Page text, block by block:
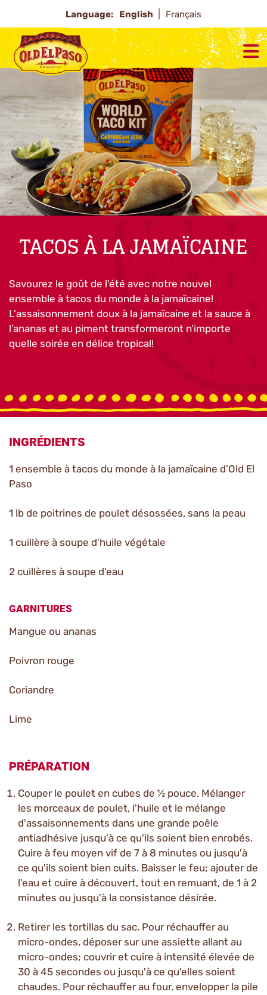
Language: English Français
TACOS À LA JAMAÏCAINE
Savourez le goût de l'été avec notre nouvel
ensemble à tacos du monde à la jamaïcaine!
L'assaisonnement doux à la jamaïcaine et la sauce à
l’ananas et au piment transformeront n’importe
quelle soirée en délice tropical!
INGRÉDIENTS
1 ensemble à tacos du monde à la jamaïcaine d’Old El
Paso
1 lb de poitrines de poulet désossées, sans la peau
1 cuillère à soupe d'huile végétale
2 cuillères à soupe d'eau
GARNITURES
Mangue ou ananas
Poivron rouge
Coriandre
Lime
PRÉPARATION
Couper le poulet en cubes de ½ pouce. Mélanger
les morceaux de poulet, l'huile et le mélange
d'assaisonnements dans une grande poêle
antiadhésive jusqu'à ce qu'ils soient bien enrobés.
Cuire à feu moyen vif de 7 à 8 minutes ou jusqu'à
ce qu'ils soient bien cuits. Baisser le feu; ajouter de
l'eau et cuire à découvert, tout en remuant, de 1 à 2
minutes ou jusqu'à la consistance désirée.
Retirer les tortillas du sac. Pour réchauffer au
micro-ondes, déposer sur une assiette allant au
micro-ondes; couvrir et cuire à intensité élevée de
30 à 45 secondes ou jusqu'à ce qu'elles soient
chaudes. Pour réchauffer au four, envelopper la pile